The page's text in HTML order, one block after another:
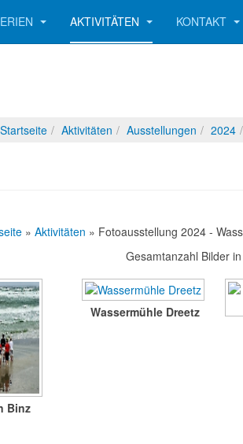
AKTIVITÄTEN KONTAKT
Startseite Aktivitäten Ausstellungen 2024
» Aktivitäten » Fotoausstellung 2024 -
Gesamtanzahl Bilder
Binz
Wassermühle Dreetz